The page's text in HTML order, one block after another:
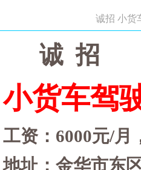
诚招 小货
诚 招
小货车驾
工资： 6000元/月
地址：金华市东